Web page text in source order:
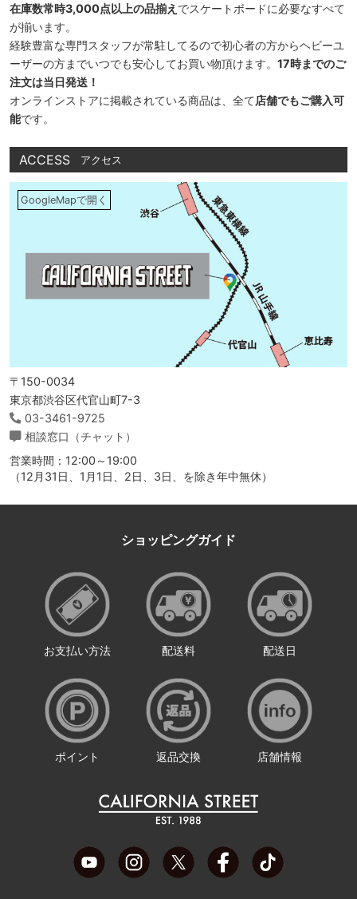
在庫数常時3,000点以上の品揃え でスケートボードに必要なすべて
が揃います。
経験豊富な専門スタッフが常駐してるので初心者の方からヘビーユ
ーザーの方までいつでも安心してお買い物頂けます。 17時までのご
注文は当日発送！
オンラインストアに掲載されている商品は、全て店舗でもご購入可
能です。
ACCESS アクセス
GoogleMapで開く
〒150-0034
東京都渋谷区代官山町7-3
03-3461-9725
相談窓口（チャット）
営業時間：12:00～19:00
（12月31日、1月1日、2日、3日、を除き年中無休）
ショッピングガイド
お支払い方法 配送料 配送日
ポイント 返品交換 店舗情報